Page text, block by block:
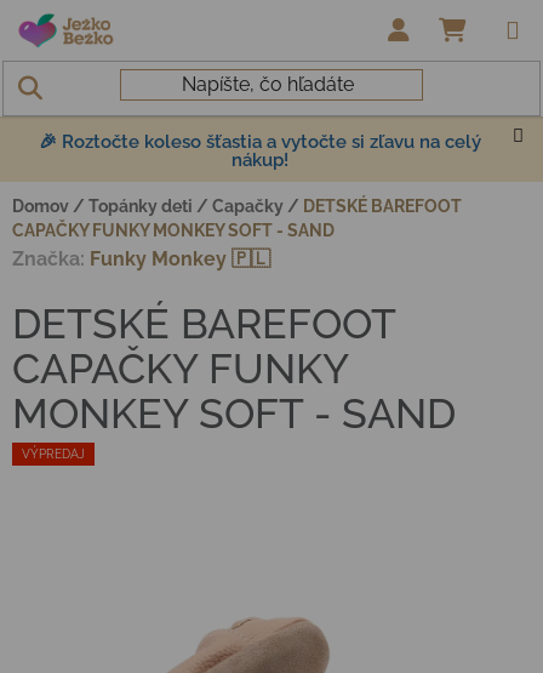
Prejsť na obsah
🎉 Roztočte koleso šťastia a vytočte si zľavu na celý
nákup!
Domov / Topánky deti / Capačky / DETSKÉ BAREFOOT
CAPAČKY FUNKY MONKEY SOFT - SAND
VÝPREDAJ
DETSKÉ BAREFOOT
CAPAČKY FUNKY
MONKEY SOFT - SAND
Značka: Funky Monkey 🇵🇱